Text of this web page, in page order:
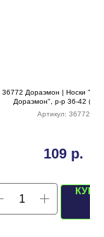
36772 Дораэмон | Носки
Дораэмон", р-р 36-42
Артикул: 36772
109 р.